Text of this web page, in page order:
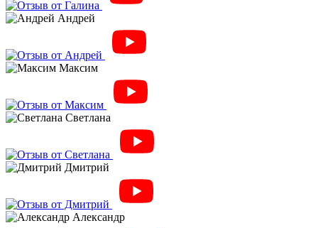
Андрей
Максим
Светлана
Дмитрий
Александр